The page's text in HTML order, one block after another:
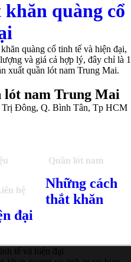
quàng cổ
quàng cổ tinh tế và hiện đại,
và giá cả hợp lý, đây chỉ là 1
xuất quần lót nam Trung Mai.
lót nam Trung Mai
Đông, Q. Bình Tân, Tp HCM
Quần lót nam
hệ
Những cách
thắt khăn
đại